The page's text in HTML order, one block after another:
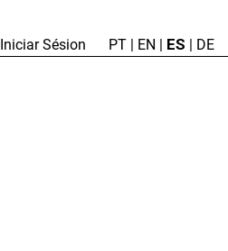
Iniciar Sésion PT | EN | ES | DE